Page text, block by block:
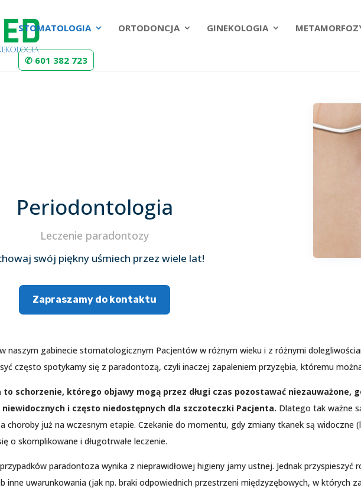
STOMATOLOGIA ORTODONCJA GINEKOLOGIA
✆ 601 382 723
Periodontologia
Leczenie paradontozy
swój piękny uśmiech przez wiele lat!
Zapraszamy do kontaktu
naszym gabinecie stomatologicznym Pacjentów w różnym wieku i z różnymi
często spotykamy się z paradontozą, czyli inaczej zapaleniem przyzębia, któremu
to schorzenie, którego objawy mogą przez długi czas pozostawać niezauważone,
niewidocznych i często niedostępnych dla szczoteczki Pacjenta. Dlatego tak ważne
choroby już na wczesnym etapie. Czekanie do momentu, gdy zmiany tkanek są widoczne
o skomplikowane i długotrwałe leczenie.
paradontoza wynika z nieprawidłowej higieny jamy ustnej. Jednak
inne uwarunkowania (jak np. braki odpowiednich przestrzeni międzyzębowych, w których